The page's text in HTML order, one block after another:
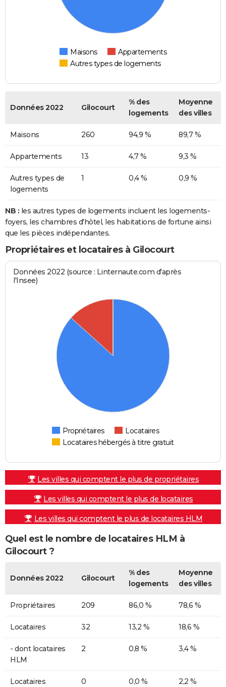
Maisons
Appartements
Autres types de logements
Données 2022 Gilocourt
% des
logements
Moyenne
des villes
Maisons 260 94,9 % 89,7 %
Appartements 13 4,7 % 9,3 %
Autres types de
logements
1 0,4 % 0,9 %
NB : les autres types de logements incluent les logements-
foyers, les chambres d'hôtel, les habitations de fortune ainsi
que les pièces indépendantes.
Propriétaires et locataires à Gilocourt
Données 2022 (source : Linternaute.com d'après
l'Insee)
Propriétaires
Locataires
Locataires hébergés à titre gratuit
Les villes qui comptent le plus de propriétaires
Les villes qui comptent le plus de locataires
Les villes qui comptent le plus de locataires HLM
Quel est le nombre de locataires HLM à
Gilocourt ?
Données 2022 Gilocourt
% des
logements
Moyenne
des villes
Propriétaires 209 86,0 % 78,6 %
Locataires 32 13,2 % 18,6 %
- dont locataires
HLM
2 0,8 % 3,4 %
Locataires
0 0,0 % 2,2 %